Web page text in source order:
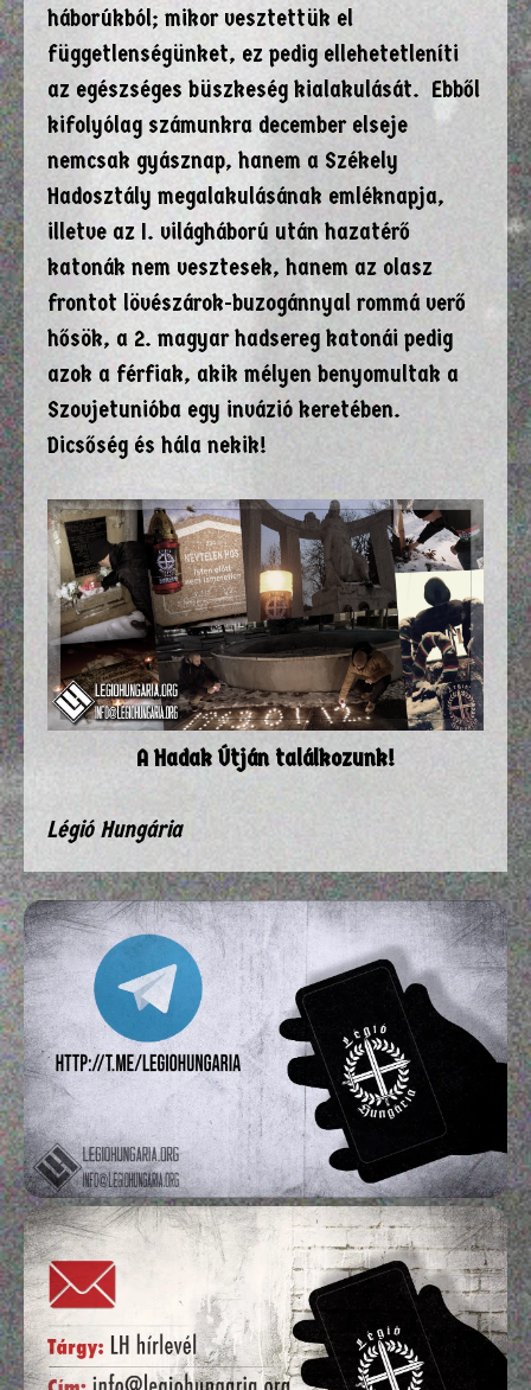
háborúkból; mikor vesztettük el
függetlenségünket, ez pedig ellehetetleníti
az egészséges büszkeség kialakulását. Ebből
kifolyólag számunkra december elseje
nemcsak gyásznap, hanem a Székely
Hadosztály megalakulásának emléknapja,
illetve az I. világháború után hazatérő
katonák nem vesztesek, hanem az olasz
frontot lövészárok-buzogánnyal rommá verő
hősök, a 2. magyar hadsereg katonái pedig
azok a férfiak, akik mélyen benyomultak a
Szovjetunióba egy invázió keretében.
Dicsőség és hála nekik!
A Hadak Útján találkozunk!
Légió Hungária